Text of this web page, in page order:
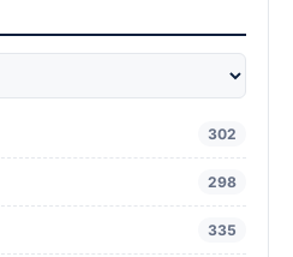
302
298
335